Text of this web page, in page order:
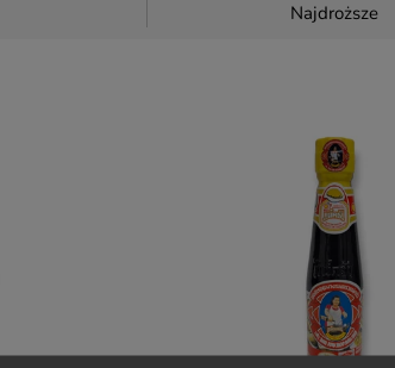
Najdroższe